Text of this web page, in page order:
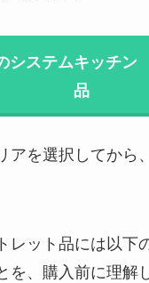
システムキッチ
品
アを選択してから
レット品には以下
を、購入前に理解